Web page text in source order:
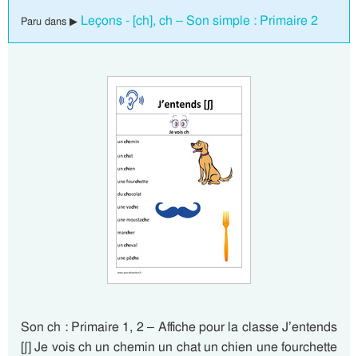
Paru dans ▶ Leçons - [ch], ch – Son simple : Primaire 2
Son ch : Primaire 1, 2 – Affiche pour la classe J’entends
[ʃ] Je vois ch un chemin un chat un chien une fourchette